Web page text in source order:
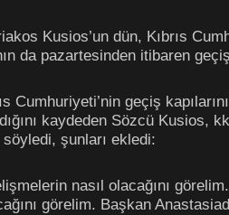
Kusios’un dün, Kıbrıs
da pazartesinden itibaren
Cumhuriyeti’nin geçiş
kaydeden Sözcü Kusios,
söyledi, şunları ekledi:
nasıl olacağını
görelim. Başkan